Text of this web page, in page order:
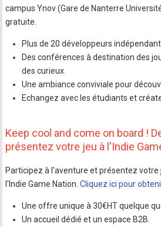
campus Ynov (Gare de Nanterre
gratuite.
Plus de 20 développeurs
Des conférences à destination des
des curieux.
Une ambiance conviviale pour
Echangez avec les étudiants et
Keep cool and come on board !
présentez votre jeu à l'Indie
Participez à l'aventure et présentez votre
l'Indie Game Nation.Cliquez ici pour
Une offre unique à 30€HT quelque
Un accueil dédié et un espace B2B.